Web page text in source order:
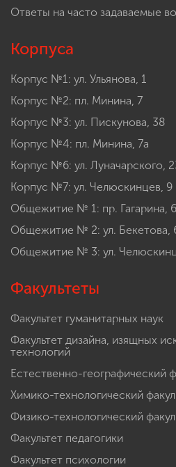
Ответы на часто задаваемые
Корпуса
Корпус №1: ул. Ульянова, 1
Корпус №2: пл. Минина, 7
Корпус №3: ул. Пискунова, 38
Корпус №4: пл. Минина, 7а
Корпус №6: ул. Луначарского,
Корпус №7: ул. Челюскинцев, 9
Общежитие № 1: пр. Гагарина, 6
Общежитие № 2: ул. Бекетова,
Общежитие № 3: ул.
Факультеты
Факультет гуманитарных наук
Факультет дизайна, изящных
технологий
Естественно-географический
Химико-технологический
Физико-технологический
Факультет педагогики
Факультет психологии